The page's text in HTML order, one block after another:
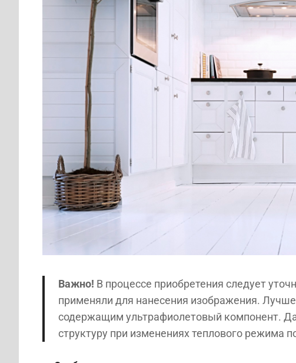
Важно! В процессе приобретения следует
применяли для нанесения изображения.
содержащим ультрафиолетовый компонент.
структуру при изменениях теплового режима